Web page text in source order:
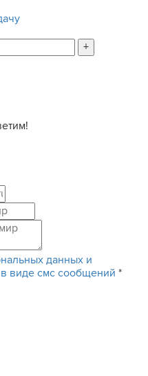
+
данных и
виде смс сообщений *